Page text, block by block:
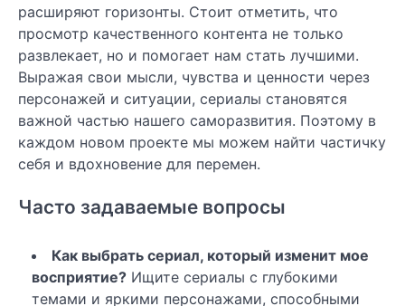
расширяют горизонты. Стоит отметить, что
просмотр качественного контента не только
развлекает, но и помогает нам стать лучшими.
Выражая свои мысли, чувства и ценности через
персонажей и ситуации, сериалы становятся
важной частью нашего саморазвития. Поэтому в
каждом новом проекте мы можем найти частичку
себя и вдохновение для перемен.
Часто задаваемые вопросы
Как выбрать сериал, который изменит мое
восприятие? Ищите сериалы с глубокими
темами и яркими персонажами, способными